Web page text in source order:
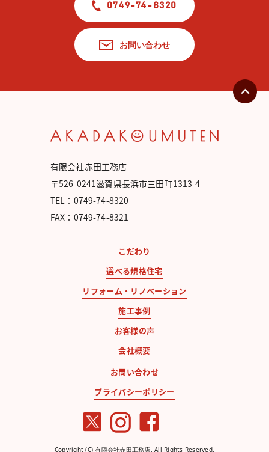
0749-74-8320
お問い合わせ
有限会社赤田工務店
〒526-0241滋賀県長浜市三田町1313-4
TEL：0749-74-8320
FAX：0749-74-8321
こだわり
選べる規格住宅
リフォーム・リノベーション
施工事例
お客様の声
会社概要
お問い合わせ
プライバシーポリシー
Copyright (C) 有限会社赤田工務店. All Rights Reserved.